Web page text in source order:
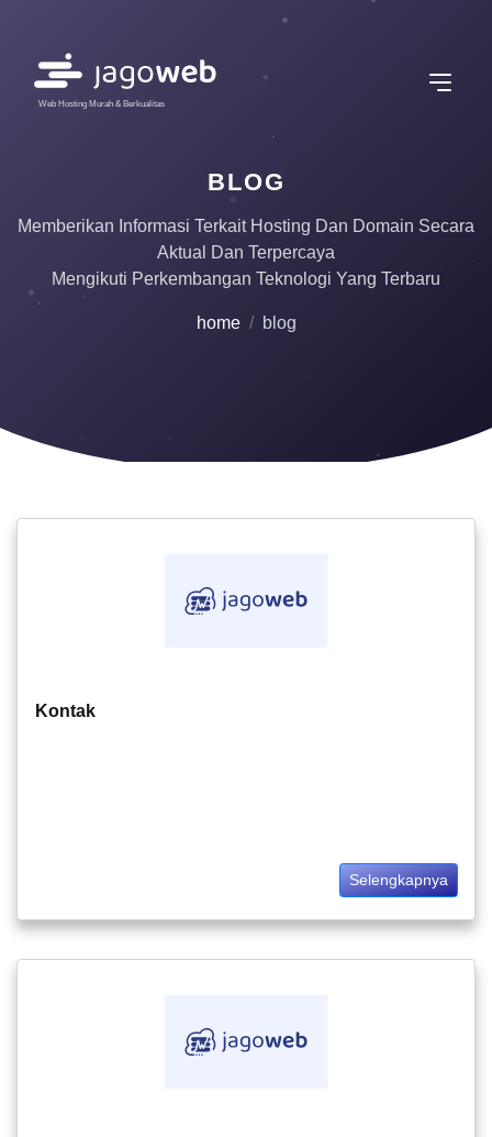
Web Hosting Murah & Berkualitas
BLOG
Memberikan Informasi Terkait Hosting Dan Domain Secara
Aktual Dan Terpercaya
Mengikuti Perkembangan Teknologi Yang Terbaru
home blog
Kontak
Selengkapnya